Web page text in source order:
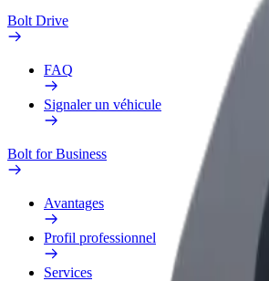
Bolt Drive
FAQ
Signaler un véhicule
Bolt for Business
Avantages
Profil professionnel
Services